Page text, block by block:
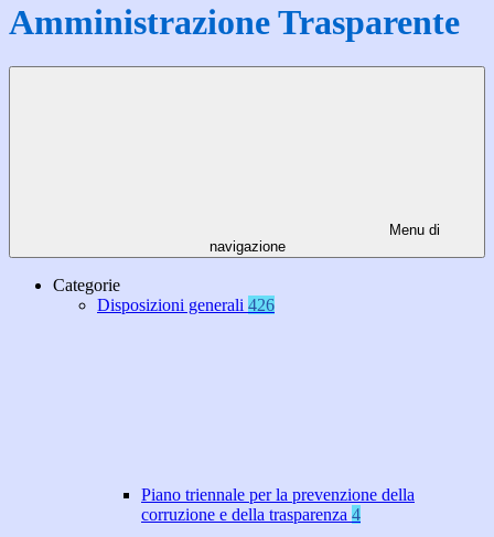
Amministrazione Trasparente
Menu di
navigazione
Categorie
Disposizioni generali 426
Piano triennale per la prevenzione della
corruzione e della trasparenza 4